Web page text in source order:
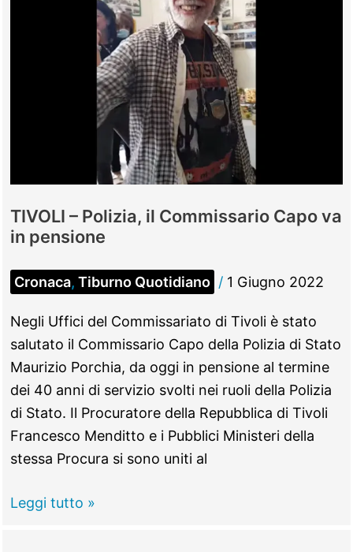
TIVOLI – Polizia, il Commissario Capo va
in pensione
Cronaca, Tiburno Quotidiano / 1 Giugno 2022
Negli Uffici del Commissariato di Tivoli è stato
salutato il Commissario Capo della Polizia di Stato
Maurizio Porchia, da oggi in pensione al termine
dei 40 anni di servizio svolti nei ruoli della Polizia
di Stato. Il Procuratore della Repubblica di Tivoli
Francesco Menditto e i Pubblici Ministeri della
stessa Procura si sono uniti al
TIVOLI
Leggi tutto »